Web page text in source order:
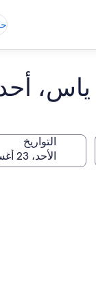
التواريخ